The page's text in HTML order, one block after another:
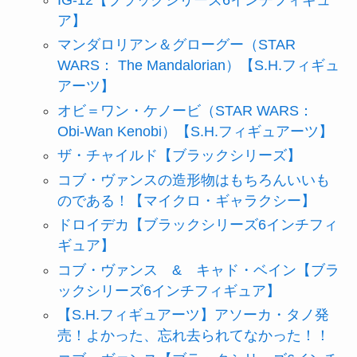
ア】
マンダロリアン＆グローグー（STAR
WARS： The Mandalorian）【S.H.フィギュ
アーツ】
オビ＝ワン・ケノービ（STAR WARS：
Obi-Wan Kenobi）【S.H.フィギュアーツ】
ザ・チャイルド【ブラックシリーズ】
コブ・ヴァンスの造形物はもちろんいいも
のである！【マイクロ・ギャラクシー】
ドロイデカ【ブラックシリーズ6インチフィ
ギュア】
コブ・ヴァンス & キャド・ベイン【ブラ
ックシリーズ6インチフィギュア】
【S.H.フィギュアーツ】アソーカ・タノ発
売！よかった、忘れ去られてなかった！！